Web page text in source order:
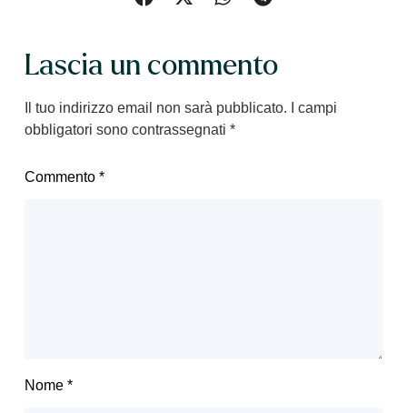
Lascia un commento
Il tuo indirizzo email non sarà pubblicato.
I campi
obbligatori sono contrassegnati *
Commento *
Nome *